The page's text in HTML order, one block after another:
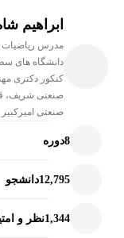
ابراهیم
مدرس ریاضیات
دانشگاه های
کنکور دکتری
صنعتی شریف،
صنعتی امیرکبیر
8دوره
12,795دانشجو
1,344نظر و